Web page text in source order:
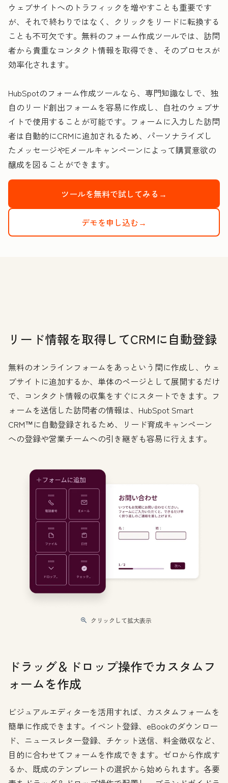
ウェブサイトへのトラフィックを増やすことも重要です
が、それで終わりではなく、クリックをリードに転換する
ことも不可欠です。無料のフォーム作成ツールでは、訪問
者から貴重なコンタクト情報を取得でき、そのプロセスが
効率化されます。
HubSpotのフォーム作成ツールなら、専門知識なしで、独
自のリード創出フォームを容易に作成し、自社のウェブサ
イトで使用することが可能です。フォームに入力した訪問
者は自動的にCRMに追加されるため、パーソナライズし
たメッセージやEメールキャンペーンによって購買意欲の
醸成を図ることができます。
ツールを無料で試してみる→
デモを申し込む→
リード情報を取得してCRMに自動登録
無料のオンラインフォームをあっという間に作成し、ウェ
ブサイトに追加するか、単体のページとして展開するだけ
で、コンタクト情報の収集をすぐにスタートできます。フ
ォームを送信した訪問者の情報は、HubSpot Smart
CRM™に自動登録されるため、リード育成キャンペーン
への登録や営業チームへの引き継ぎも容易に行えます。
クリックして拡大表示
ドラッグ＆ドロップ操作でカスタムフ
ォームを作成
ビジュアルエディターを活用すれば、カスタムフォームを
簡単に作成できます。イベント登録、eBookのダウンロー
ド、ニュースレター登録、チケット送信、料金徴収など、
目的に合わせてフォームを作成できます。ゼロから作成す
るか、既成のテンプレートの選択から始められます。各要